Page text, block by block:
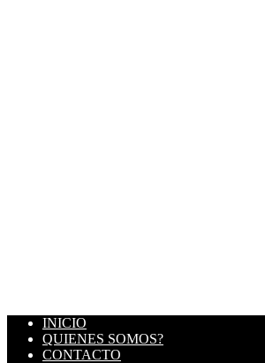
INICIO
QUIENES SOMOS?
CONTACTO